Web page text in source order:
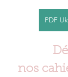
PDF
nos